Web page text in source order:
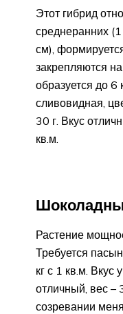
Этот гибрид
среднеранних
см),
закрепляются
образуется до 6
сливовидная,
30 г. Вкус
кв.м.
Растение
Требуется
кг с 1 кв.м. Вкус
отличный, вес –
созревании